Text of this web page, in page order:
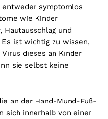
symptomlos
wie Kinder
Hautausschlag und
ist wichtig zu wissen,
Virus dieses an Kinder
sie selbst keine
an der Hand-Mund-Fuß-
sich innerhalb von einer